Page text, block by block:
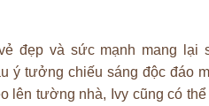
đẹp và sức mạnh mang lại
ý tưởng chiếu sáng độc đáo
lên tường nhà, Ivy cũng có